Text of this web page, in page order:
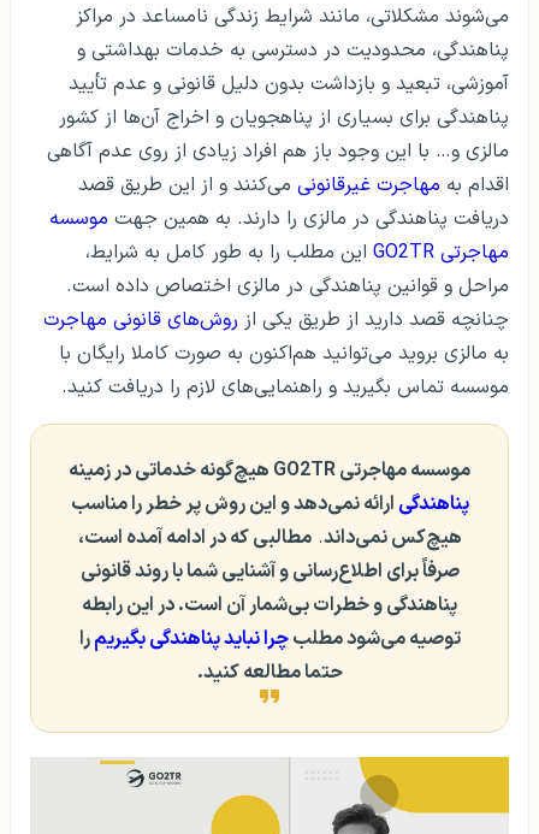
می‌شوند مشکلاتی، مانند شرایط زندگی نامساعد در مراکز
پناهندگی، محدودیت در دسترسی به خدمات بهداشتی و
آموزشی، تبعید و بازداشت بدون دلیل قانونی و عدم تأیید
پناهندگی برای بسیاری از پناهجویان و اخراج آن‌ها از کشور
مالزی و… با این وجود باز هم افراد زیادی از روی عدم آگاهی
اقدام به مهاجرت غیرقانونی می‌کنند و از این طریق قصد
دریافت پناهندگی در مالزی را دارند. به همین جهت موسسه
مهاجرتی GO2TR
این مطلب را به طور کامل به شرایط،
مراحل و قوانین پناهندگی در مالزی اختصاص داده است.
چنانچه قصد دارید از طریق یکی از روش‌های قانونی مهاجرت
به مالزی بروید می‌توانید هم‌اکنون به صورت کاملا رایگان با
موسسه تماس بگیرید و راهنمایی‌های لازم را دریافت کنید.
موسسه مهاجرتی GO2TR هیچ‌گونه خدماتی در زمینه
پناهندگی ارائه نمی‌دهد و این روش پر خطر را مناسب
هیچ‌کس نمی‌داند.مطالبی که در ادامه آمده است،
صرفاً برای اطلاع‌رسانی و آشنایی شما با روند قانونی
پناهندگی و خطرات بی‌شمار آن است. در این رابطه
توصیه می‌شود مطلبچرا نباید پناهندگی بگیریمرا
حتما مطالعه کنید.